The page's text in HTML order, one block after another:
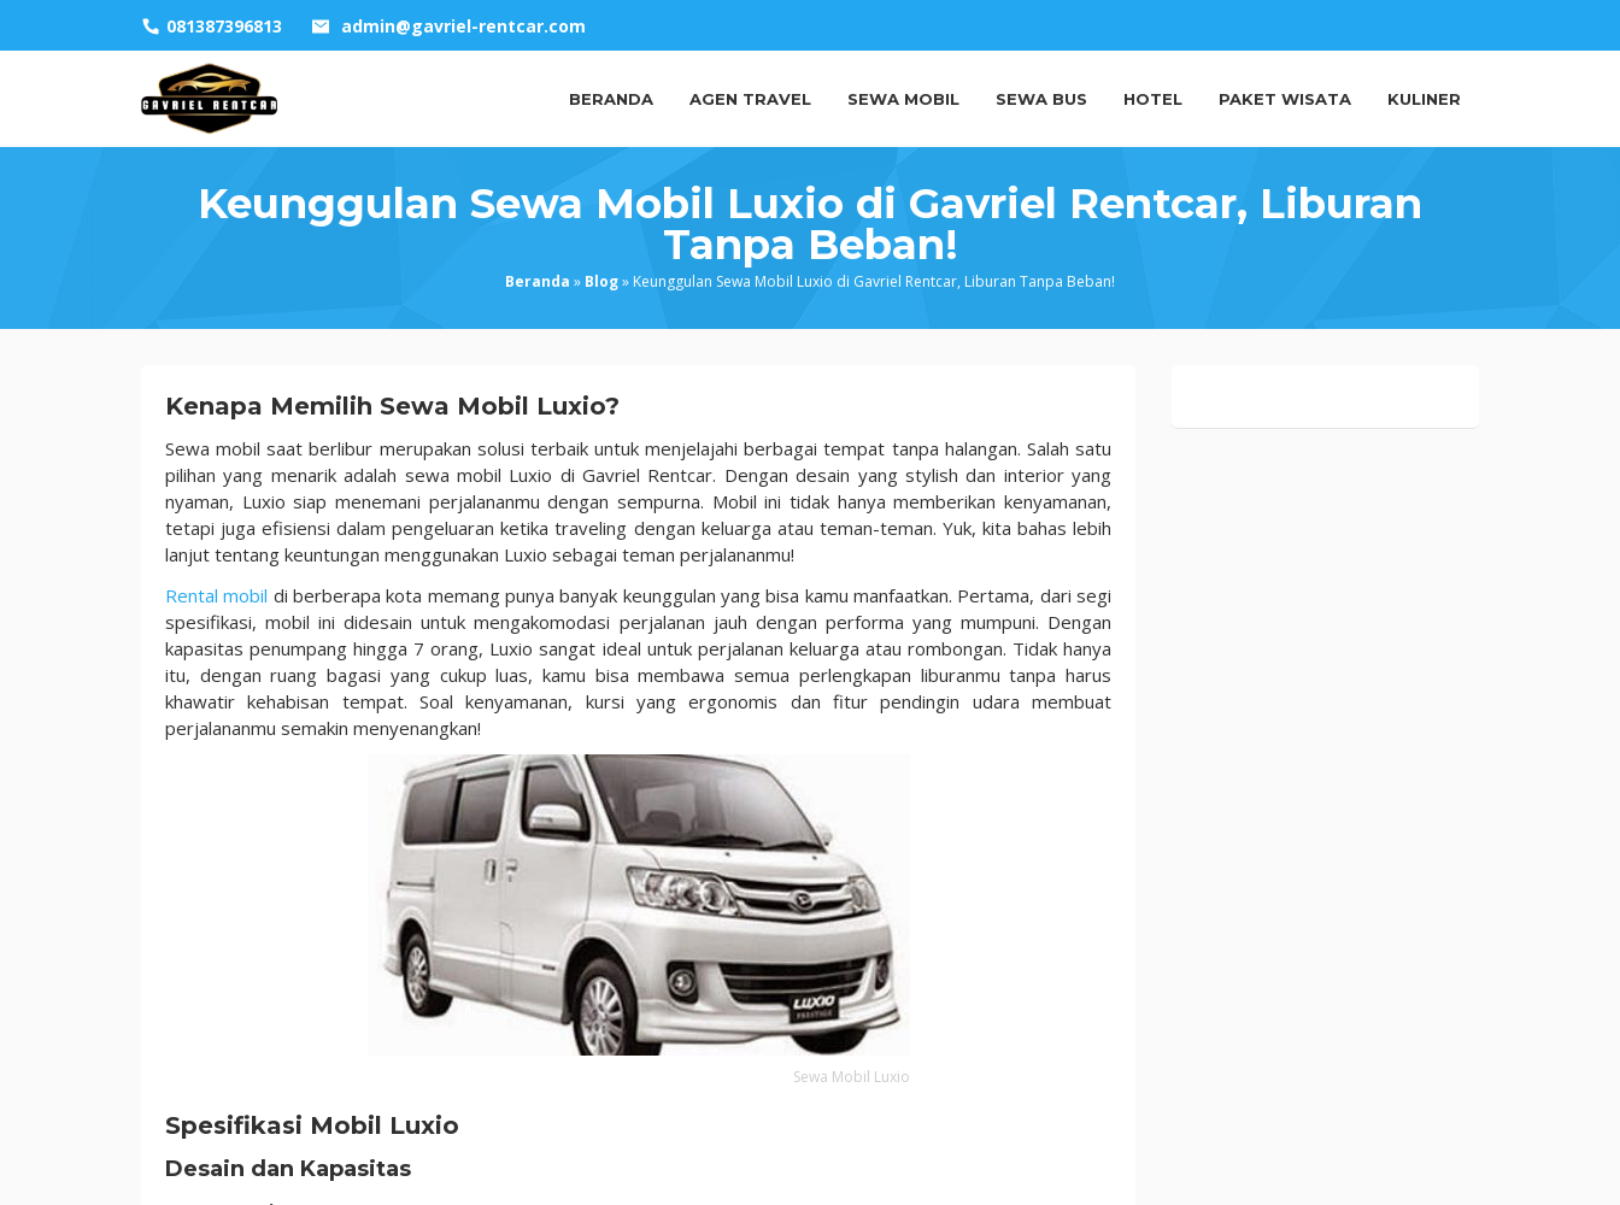
081387396813 admin@gavriel-rentcar.com
BERANDA AGEN TRAVEL SEWA MOBIL SEWA BUS HOTEL PAKET WISATA KULINER
Keunggulan Sewa Mobil Luxio di Gavriel Rentcar, Liburan
Tanpa Beban!
Beranda » Blog» Keunggulan Sewa Mobil Luxio di Gavriel Rentcar, Liburan Tanpa Beban!
Keunggulan
Mobil
Luxio
di
Gavriel
Rentcar,
Liburan
Tanpa
Beban!
Kenapa Memilih Sewa Mobil Luxio?
Sewa mobil saat berlibur merupakan solusi terbaik untuk menjelajahi berbagai tempat tanpa halangan. Salah satu
pilihan yang menarik adalah sewa mobil Luxio di Gavriel Rentcar. Dengan desain yang stylish dan interior yang
nyaman, Luxio siap menemani perjalananmu dengan sempurna. Mobil ini tidak hanya memberikan kenyamanan,
tetapi juga efisiensi dalam pengeluaran ketika traveling dengan keluarga atau teman-teman. Yuk, kita bahas lebih
lanjut tentang keuntungan menggunakan Luxio sebagai teman perjalananmu!
Rental mobil di berberapa kota memang punya banyak keunggulan yang bisa kamu manfaatkan. Pertama, dari segi
spesifikasi, mobil ini didesain untuk mengakomodasi perjalanan jauh dengan performa yang mumpuni. Dengan
kapasitas penumpang hingga 7 orang, Luxio sangat ideal untuk perjalanan keluarga atau rombongan. Tidak hanya
itu, dengan ruang bagasi yang cukup luas, kamu bisa membawa semua perlengkapan liburanmu tanpa harus
khawatir kehabisan tempat. Soal kenyamanan, kursi yang ergonomis dan fitur pendingin udara membuat
perjalananmu semakin menyenangkan!
Sewa Mobil Luxio
Spesifikasi Mobil Luxio
Desain dan Kapasitas